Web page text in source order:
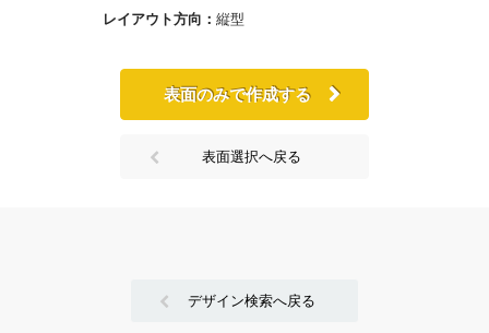
レイアウト方向： 縦型
表面のみで作成する
表面選択へ戻る
デザイン検索へ戻る